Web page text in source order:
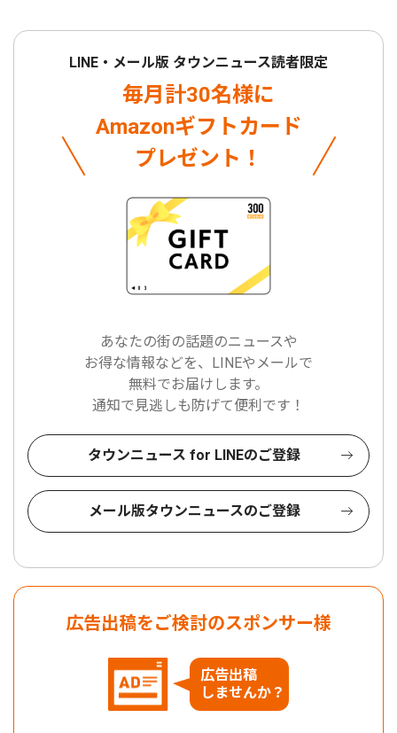
LINE・メール版 タウンニュース読者限定
毎月計30名様に
Amazonギフトカード
プレゼント！
あなたの街の話題のニュースや
お得な情報などを、LINEやメールで
無料でお届けします。
通知で見逃しも防げて便利です！
タウンニュース for LINEのご登録
メール版タウンニュースのご登録
広告出稿をご検討のスポンサー様
広告出稿
しませんか？